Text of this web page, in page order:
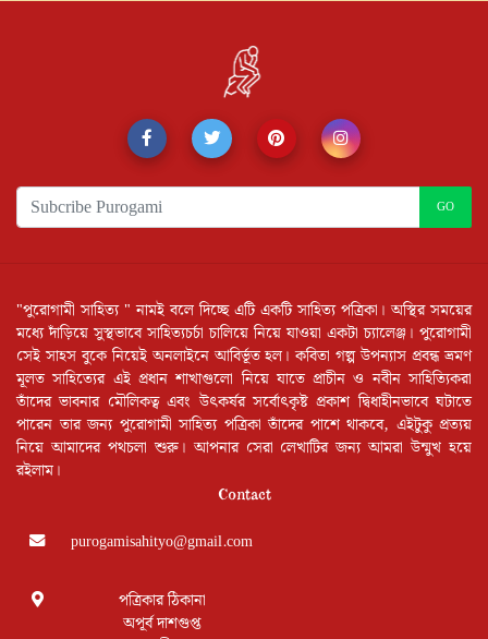
GO
"পুরোগামী সাহিত্য " নামই বলে দিচ্ছে এটি একটি সাহিত্য পত্রিকা। অস্থির সময়ের
মধ্যে দাঁড়িয়ে সুস্থভাবে সাহিত্যচর্চা চালিয়ে নিয়ে যাওয়া একটা চ্যালেঞ্জ। পুরোগামী
সেই সাহস বুকে নিয়েই অনলাইনে আবির্ভূত হল। কবিতা গল্প উপন্যাস প্রবন্ধ ভ্রমণ
মূলত সাহিত্যের এই প্রধান শাখাগুলো নিয়ে যাতে প্রাচীন ও নবীন সাহিত্যিকরা
তাঁদের ভাবনার মৌলিকত্ব এবং উৎকর্ষর সর্বোৎকৃষ্ট প্রকাশ দ্বিধাহীনভাবে ঘটাতে
পারেন তার জন্য পুরোগামী সাহিত্য পত্রিকা তাঁদের পাশে থাকবে, এইটুকু প্রত্যয়
নিয়ে আমাদের পথচলা শুরু। আপনার সেরা লেখাটির জন্য আমরা উন্মুখ হয়ে
রইলাম।
Contact
purogamisahityo@gmail.com
পত্রিকার ঠিকানা
অপূর্ব দাশগুপ্ত